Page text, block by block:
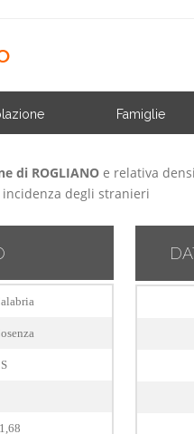
Famiglie
di ROGLIANO e relativa
degli stranieri